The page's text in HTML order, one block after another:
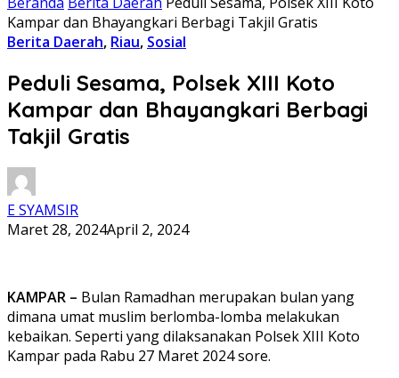
Kampar dan Bhayangkari Berbagi Takjil Gratis
Berita Daerah, Riau, Sosial
Peduli Sesama, Polsek XIII Koto
Kampar dan Bhayangkari Berbagi
Takjil Gratis
E SYAMSIR
Maret 28, 2024April 2, 2024
KAMPAR – Bulan Ramadhan merupakan bulan yang
dimana umat muslim berlomba-lomba melakukan
kebaikan. Seperti yang dilaksanakan Polsek XIII Koto
Kampar pada Rabu 27 Maret 2024 sore.